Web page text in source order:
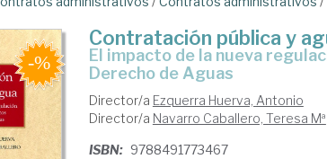
Contratación pública y
el impacto de la nueva regulación de los Contratos Públicos en el
Derecho de Aguas
Director/a Ezquerra Huerva, Antonio
Director/a Navarro Caballero, Teresa Mª
ISBN: 9788491773467